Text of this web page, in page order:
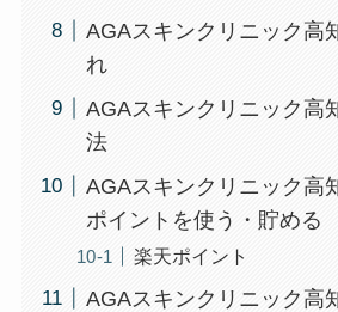
AGAスキンクリニック高
れ
AGAスキンクリニック高
法
AGAスキンクリニック高
ポイントを使う・貯める
楽天ポイント
AGAスキンクリニック高